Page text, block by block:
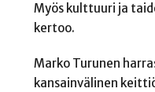
Myös kulttuuri ja
kertoo.
Marko Turunen
kansainvälinen